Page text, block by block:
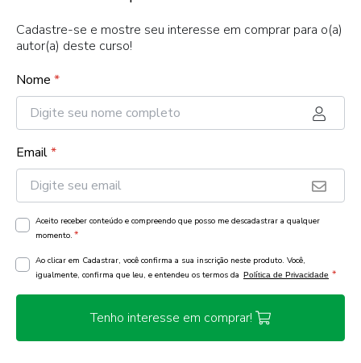
Cadastre-se e mostre seu interesse em comprar para o(a)
autor(a) deste curso!
Nome *
Email*
Aceito receber conteúdo e compreendo que posso me descadastrar a qualquer
momento. *
Ao clicar em Cadastrar, você confirma a sua inscrição neste produto. Você,
igualmente, confirma que leu, e entendeu os termos da Política de Privacidade *
Tenho interesse em comprar!